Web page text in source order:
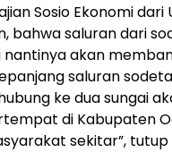
Sosio Ekonomi
bahwa saluran dari
nantinya akan
saluran
ke dua sungai
di Kabupaten
sekitar”, tutup